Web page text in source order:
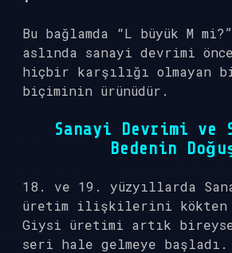
Bu bağlamda “L büyük M
aslında sanayi devrimi
hiçbir karşılığı olmayan
biçiminin ürünüdür.
Sanayi Devrimi ve
Bedenin
18. ve 19. yüzyıllarda
üretim ilişkilerini
Giysi üretimi artık
seri hale gelmeye başladı.